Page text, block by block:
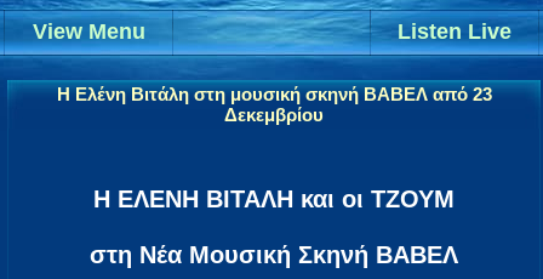
Listen Live
View Menu
Η Ελένη Βιτάλη στη μουσική σκηνή ΒΑΒΕΛ από 23
Δεκεμβρίου
Η ΕΛΕΝΗ ΒΙΤΑΛΗ και οι ΤΖΟΥΜ
στη Νέα Μουσική Σκηνή ΒΑΒΕΛ